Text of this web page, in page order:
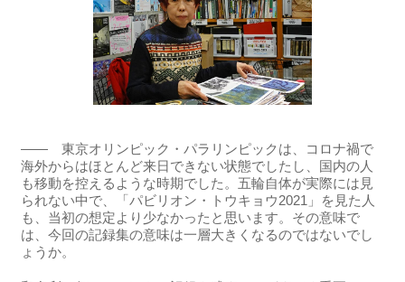
―― 東京オリンピック・パラリンピックは、コロナ禍で
海外からはほとんど来日できない状態でしたし、国内の人
も移動を控えるような時期でした。五輪自体が実際には見
られない中で、「パビリオン・トウキョウ2021」を見た人
も、当初の想定より少なかったと思います。その意味で
は、今回の記録集の意味は一層大きくなるのではないでし
ょうか。